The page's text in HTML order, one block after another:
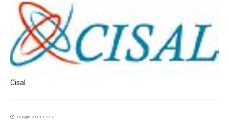
Cisal
16 luglio 2019 12:12